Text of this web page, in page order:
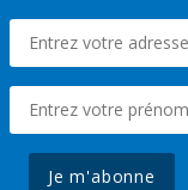
Je m'abonne